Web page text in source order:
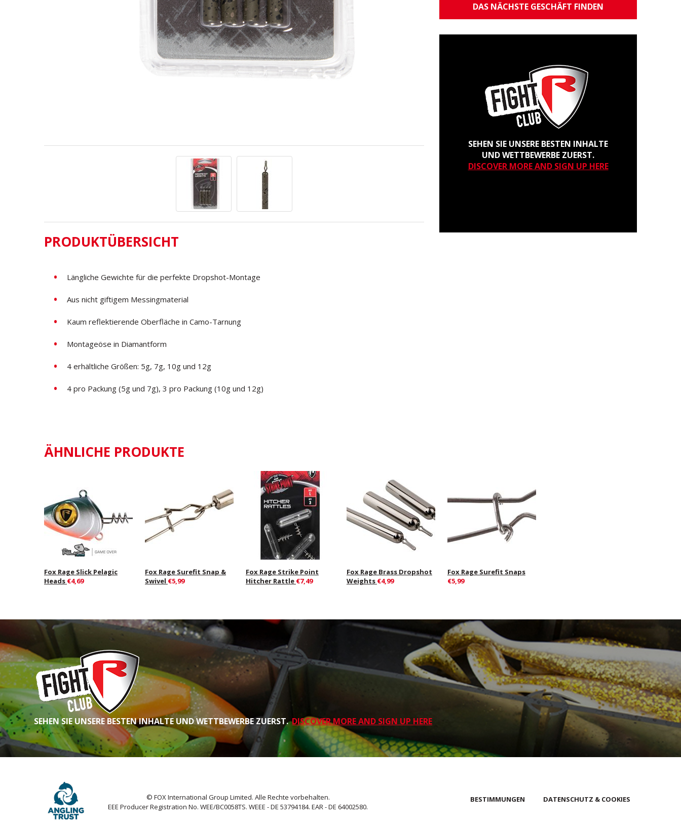
PRODUKTÜBERSICHT
Längliche Gewichte für die perfekte Dropshot-Montage
Aus nicht giftigem Messingmaterial
Kaum reflektierende Oberfläche in Camo-Tarnung
Montageöse in Diamantform
4 erhältliche Größen: 5g, 7g, 10g und 12g
4 pro Packung (5g und 7g), 3 pro Packung (10g und 12g)
DAS NÄCHSTE GESCHÄFT FINDEN
SEHEN SIE UNSERE BESTEN INHALTE
UND WETTBEWERBE ZUERST.
DISCOVER MORE AND SIGN UP HERE
ÄHNLICHE PRODUKTE
Fox Rage Slick Pelagic
Heads €4,69
Fox Rage Surefit Snap &
Swivel €5,99
Fox Rage Strike Point
Hitcher Rattle €7,49
Fox Rage Brass Dropshot
Weights €4,99
Fox Rage Surefit Snaps
€5,99
SEHEN SIE UNSERE BESTEN INHALTE UND WETTBEWERBE ZUERST.DISCOVER MORE AND SIGN UP HERE
© FOX International Group Limited. Alle Rechte vorbehalten.
EEE Producer Registration No. WEE/BC0058TS. WEEE - DE 53794184. EAR - DE 64002580.
BESTIMMUNGEN DATENSCHUTZ & COOKIES